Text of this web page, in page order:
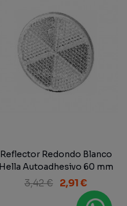
Reflector Redondo Blanco
Hella Autoadhesivo 60 mm
3,42 € 2,91 €